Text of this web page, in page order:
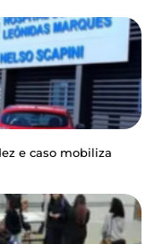
e caso mobiliza